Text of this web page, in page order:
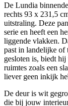
De Lundia
rechts 93 x 231,5
uitstraling. Deze
serie en heeft een
liggende vlakken.
past in landelijke of
gesloten is, biedt
ruimtes zoals een
liever geen inkijk
De deur is wit
die bij jouw